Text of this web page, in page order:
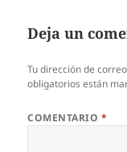
Deja un
Tu dirección de
obligatorios están
COMENTARIO *